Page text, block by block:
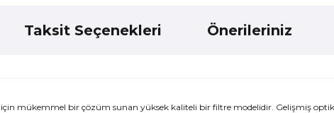
Taksit Seçenekleri Önerileriniz
mükemmel bir çözüm sunan yüksek kaliteli bir filtre modelidir. Gelişmiş